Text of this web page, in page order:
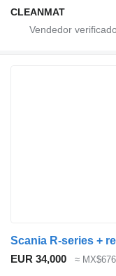
CLEANMAT
Scania R-series +
EUR 34,000
≈